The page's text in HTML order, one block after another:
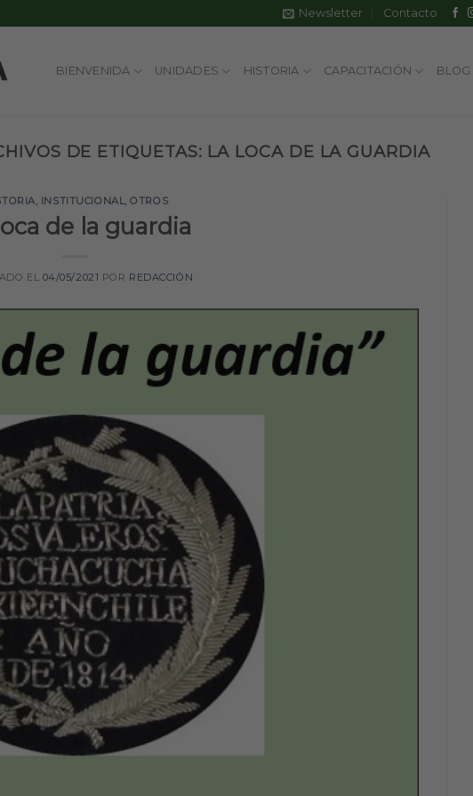
Newsletter Contacto
BIENVENIDA UNIDADES HISTORIA CAPACITACIÓN BLOG
DE ETIQUETAS: LA LOCA DE LA GUARDIA
, INSTITUCIONAL,OTROS
de la guardia
EL 04/05/2021 POR REDACCIÓN